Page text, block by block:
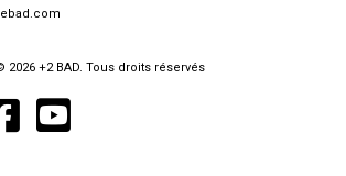
2026 +2 BAD. Tous droits réservés